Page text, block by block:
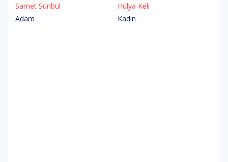
Samet Sünbül
Adam
Hülya Keli
Kadın